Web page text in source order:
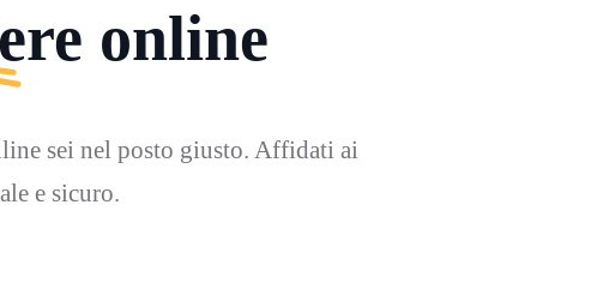
online
sei nel posto giusto. Affidati ai
e sicuro.